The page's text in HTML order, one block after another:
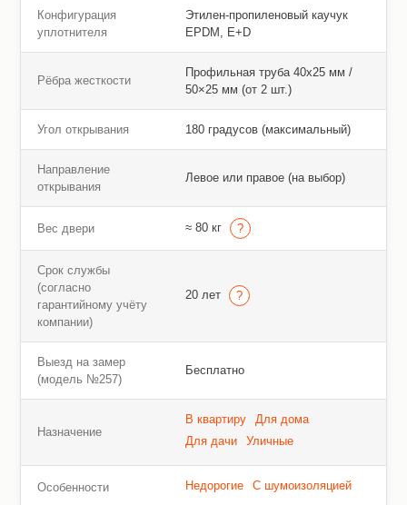
Конфигурация
уплотнителя
Этилен-пропиленовый каучук
EPDM, E+D
Рёбра жесткости
Профильная труба 40х25 мм /
50×25 мм (от 2 шт.)
Угол открывания 180 градусов (максимальный)
Направление
открывания
Левое или правое (на выбор)
Вес двери ≈ 80 кг
Срок службы
(согласно
гарантийному учёту
компании)
20 лет
Выезд на замер
(модель №257)
Бесплатно
Назначение
В квартиру
Для дома
Для дачи
Уличные
Особенности Недорогие С шумоизоляцией